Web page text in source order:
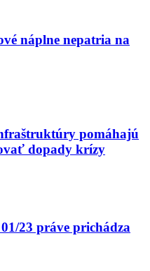
náplne nepatria na
pomáhajú
dopady krízy
23 práve prichádza